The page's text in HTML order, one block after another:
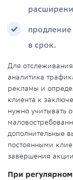
в срок.
Для отслеживания
аналитика
рекламы и
клиента к
нужно учитывать
дополнительные
постоянными
завершения
При